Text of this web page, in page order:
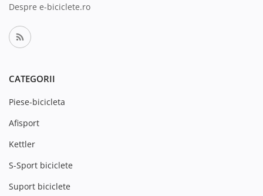
Despre e-biciclete.ro
CATEGORII
Piese-bicicleta
Afisport
Kettler
S-Sport biciclete
Suport biciclete